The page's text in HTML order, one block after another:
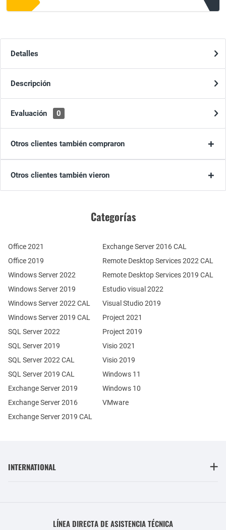
Detalles
Descripción
Evaluación 0
Otros clientes también compraron
Otros clientes también vieron
Categorías
Office 2021
Office 2019
Windows Server 2022
Windows Server 2019
Exchange Server 2019
Exchange Server 2016
SQL Server 2022
SQL Server 2019
Windows Server 2022 CAL
Windows Server 2019 CAL
SQL Server 2022 CAL
SQL Server 2019 CAL
Remote Desktop Services 2022 CAL
Remote Desktop Services 2019 CAL
Exchange Server 2019 CAL
Exchange Server 2016 CAL
Estudio visual 2022
Visual Studio 2019
Project 2021
Project 2019
Visio 2021
Visio 2019
Windows 11
Windows 10
VMware
INTERNATIONAL
LÍNEA DIRECTA DE ASISTENCIA TÉCNICA